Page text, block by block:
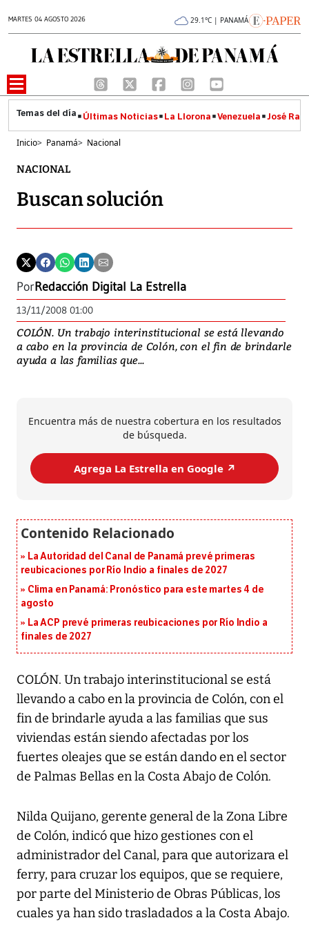
MARTES 04 AGOSTO 2026 29.1°C | PANAMÁ
Últimas Noticias La Llorona Venezuela José
Inicio> Panamá> Nacional
NACIONAL
Buscan solución
PorRedacción Digital La Estrella
13/11/2008 01:00
COLÓN. Un trabajo interinstitucional se está llevando
a cabo en la provincia de Colón, con el fin de brindarle
ayuda a las familias que...
Encuentra más de nuestra cobertura en los resultados
de búsqueda.
Agrega La Estrella en Google ↗️
La Autoridad del Canal de Panamá prevé primeras
reubicaciones por Río Indio a finales de 2027
Clima en Panamá: Pronóstico para este martes 4 de
agosto
La ACP prevé primeras reubicaciones por Río Indio a
finales de 2027
COLÓN. Un trabajo interinstitucional se está
llevando a cabo en la provincia de Colón, con el
fin de brindarle ayuda a las familias que sus
viviendas están siendo afectadas por los
fuertes oleajes que se están dando en el sector
de Palmas Bellas en la Costa Abajo de Colón.
Nilda Quijano, gerente general de la Zona Libre
de Colón, indicó que hizo gestiones con el
administrador del Canal, para que autorizara el
ferry, para cruzar los equipos, que se requiere,
por parte del Ministerio de Obras Públicas, los
cuales ya han sido trasladados a la Costa Abajo.